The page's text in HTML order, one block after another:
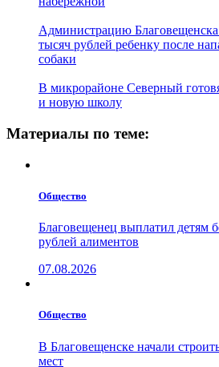
Администрацию Благовещенска
тысяч рублей ребенку после
собаки
В микрорайоне Северный
и новую школу
Материалы по теме:
Общество
Благовещенец выплатил детям
рублей алиментов
07.08.2026
Общество
В Благовещенске начали
мест